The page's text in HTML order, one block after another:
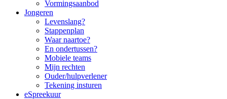
Vormingsaanbod
Jongeren
Levenslang?
Stappenplan
Waar naartoe?
En ondertussen?
Mobiele teams
Mijn rechten
Ouder/hulpverlener
Tekening insturen
eSpreekuur